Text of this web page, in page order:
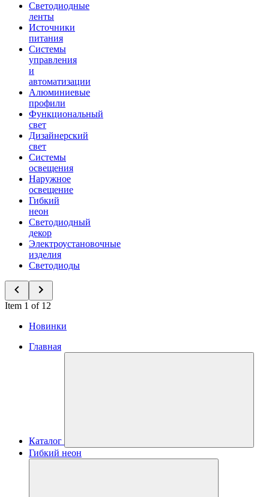
Светодиодные
ленты
Источники
питания
Системы
управления
и
автоматизации
Алюминиевые
профили
Функциональный
свет
Дизайнерский
свет
Системы
освещения
Наружное
освещение
Гибкий
неон
Светодиодный
декор
Электроустановочные
изделия
Светодиоды
Item 1 of 12
Новинки
Главная
Каталог
Гибкий неон